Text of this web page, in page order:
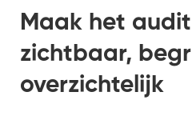
Maak het
zichtbaar,
overzichtelijk